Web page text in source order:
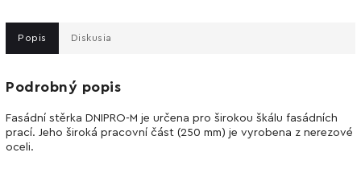
Popis Diskusia
Podrobný popis
Fasádní stěrka DNIPRO-M je určena pro širokou škálu fasádních
prací. Jeho široká pracovní část (250 mm) je vyrobena z nerezové
oceli.